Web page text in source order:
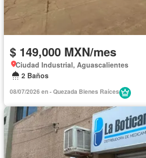
$ 149,000 MXN/mes
Ciudad Industrial, Aguascalientes
2 Baños
08/07/2026 en - Quezada Bienes Raíces